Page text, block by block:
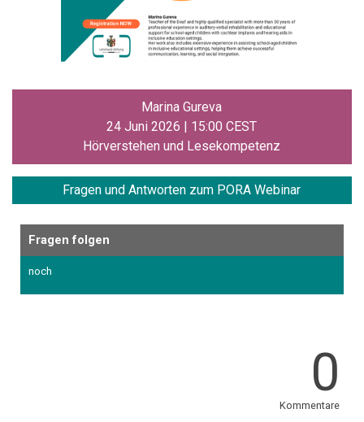
Marina Gureva
24 Juni 2026 | 15:00 CEST
Hörverstehen und Lesekompetenz
Fragen undAntworten zum PORA Webinar
Fragen folgen
noch
0
Kommentare